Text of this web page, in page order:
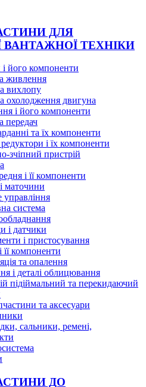
ДЛЯ
ВАНТАЖНОЇ ТЕХНІКИ
його компоненти
живлення
вихлопу
охолодження двигуна
і його компоненти
передач
та їх компоненти
і їх компоненти
зчіпний пристрій
і її компоненти
маточини
управління
система
і датчики
і пристосування
її компоненти
та опалення
і деталі облицювання
підіймальний та перекидаючий
та аксесуари
сальники, ремені,
ДО